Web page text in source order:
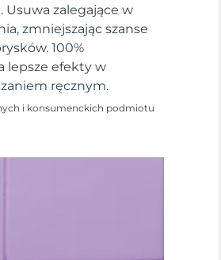
Usuwa zalegające w
zmniejszając szanse
100%
lepsze efekty w
ręcznym.
i konsumenckich podmiotu